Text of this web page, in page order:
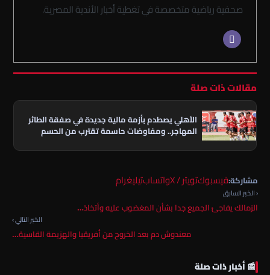
صحفية رياضية متخصصة في تغطية أخبار الأندية المصرية.
مقالات ذات صلة
الأهلي يصطدم بأزمة مالية جديدة في صفقة الطائر
المهاجر.. ومفاوضات حاسمة تقترب من الحسم
مشاركة:فيسبوكتويتر / X واتسابتيليغرام
‹ الخبر السابق
الزمالك يفاجئ الجميع جدا بشأن المغضوب عليه وأتخاذ…
الخبر التالي ›
معندوش دم بعد الخروج من أفريقيا والهزيمة القاسية…
📰 أخبار ذات صلة